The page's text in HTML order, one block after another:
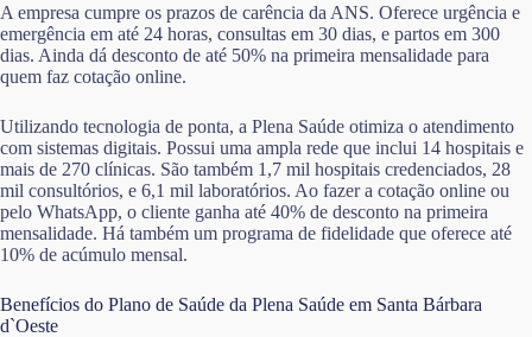
A empresa cumpre os prazos de carência da ANS. Oferece urgência e
emergência em até 24 horas, consultas em 30 dias, e partos em 300
dias. Ainda dá desconto de até 50% na primeira mensalidade para
quem faz cotação online.
Utilizando tecnologia de ponta, a Plena Saúde otimiza o atendimento
com sistemas digitais. Possui uma ampla rede que inclui 14 hospitais e
mais de 270 clínicas. São também 1,7 mil hospitais credenciados, 28
mil consultórios, e 6,1 mil laboratórios. Ao fazer a cotação online ou
pelo WhatsApp, o cliente ganha até 40% de desconto na primeira
mensalidade. Há também um programa de fidelidade que oferece até
10% de acúmulo mensal.
Benefícios do Plano de Saúde da Plena Saúde em Santa Bárbara
d`Oeste